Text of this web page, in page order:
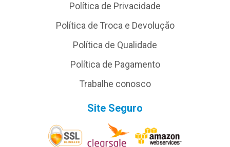
Política de Privacidade
Política de Troca e Devolução
Política de Qualidade
Política de Pagamento
Trabalhe conosco
Site Seguro